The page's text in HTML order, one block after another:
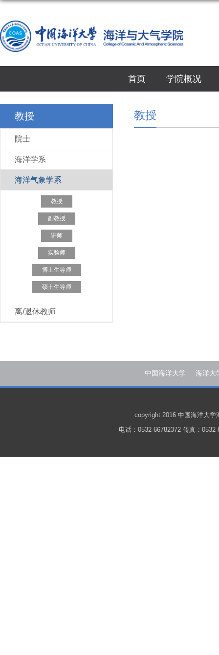
首页 学院概况
教授
院士
海洋学系
海洋气象学系
教授
副教授
讲师
实验师
博士生导师
硕士生导师
离/退休教师
教授
中国海洋大学 海洋大
copyright 2016 中国海洋大学
电话：0532-66782372 传真：